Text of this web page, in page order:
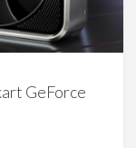
GeForce